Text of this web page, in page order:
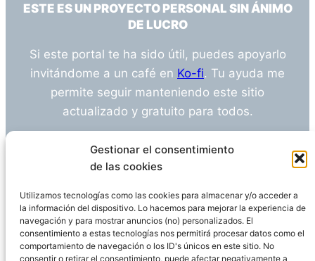
Gestionar el consentimiento
de las cookies
Utilizamos tecnologías como las cookies para almacenar y/o acceder a
la información del dispositivo. Lo hacemos para mejorar la experiencia de
navegación y para mostrar anuncios (no) personalizados. El
consentimiento a estas tecnologías nos permitirá procesar datos como el
comportamiento de navegación o los ID's únicos en este sitio. No
consentir o retirar el consentimiento, puede afectar negativamente a
ESTE ES UN PROYECTO PERSONAL SIN ÁNIMO
DE LUCRO
Si este portal te ha sido útil, puedes apoyarlo
invitándome a un café en Ko-fi. Tu ayuda me
permite seguir manteniendo este sitio
actualizado y gratuito para todos.
¿Tienes alguna duda o sugerencia? Escríbeme
info@empleosanitarioinvestigacion.es
Descargo de Responsabilidad